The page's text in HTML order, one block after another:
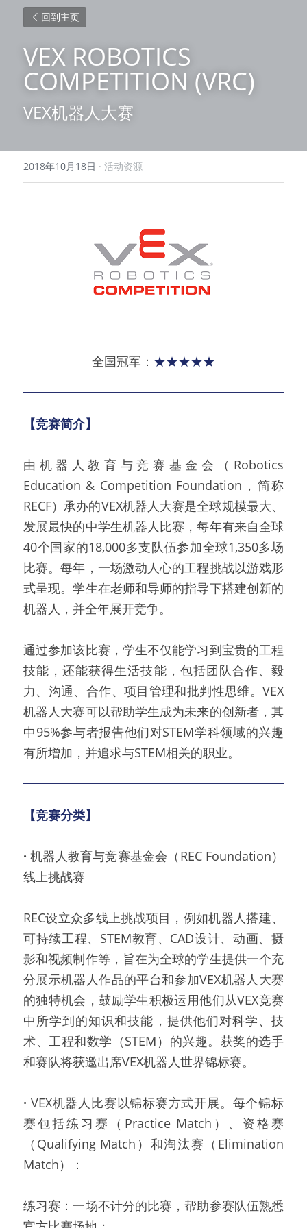
回到主页
VEX ROBOTICS
COMPETITION (VRC)
VEX机器人大赛
2018年10月18日 · 活动资源
全国冠军： ★★★★★
【竞赛简介】
由机器人教育与竞赛基金会（Robotics
Education & Competition Foundation，简称
RECF）承办的VEX机器人大赛是全球规模最大、
发展最快的中学生机器人比赛，每年有来自全球
40个国家的18,000多支队伍参加全球1,350多场
比赛。每年，一场激动人心的工程挑战以游戏形
式呈现。学生在老师和导师的指导下搭建创新的
机器人，并全年展开竞争。
通过参加该比赛，学生不仅能学习到宝贵的工程
技能，还能获得生活技能，包括团队合作、毅
力、沟通、合作、项目管理和批判性思维。VEX
机器人大赛可以帮助学生成为未来的创新者，其
中95%参与者报告他们对STEM学科领域的兴趣
有所增加，并追求与STEM相关的职业。
【竞赛分类】
· 机器人教育与竞赛基金会（REC Foundation）
线上挑战赛
REC设立众多线上挑战项目，例如机器人搭建、
可持续工程、STEM教育、CAD设计、动画、摄
影和视频制作等，旨在为全球的学生提供一个充
分展示机器人作品的平台和参加VEX机器人大赛
的独特机会，鼓励学生积极运用他们从VEX竞赛
中所学到的知识和技能，提供他们对科学、技
术、工程和数学（STEM）的兴趣。获奖的选手
和赛队将获邀出席VEX机器人世界锦标赛。
· VEX机器人比赛以锦标赛方式开展。每个锦标
赛包括练习赛（Practice Match）、资格赛
（Qualifying Match）和淘汰赛（Elimination
Match）：
练习赛：一场不计分的比赛，帮助参赛队伍熟悉